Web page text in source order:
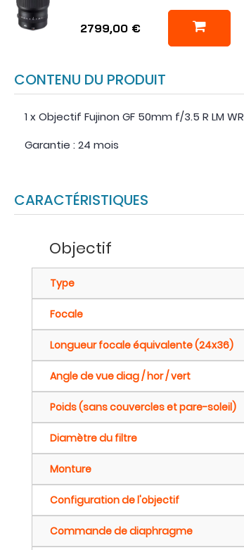
2799,00 €
CONTENU DU PRODUIT
1 x Objectif Fujinon GF 50mm f/3.5 R LM WR
Garantie : 24 mois
CARACTÉRISTIQUES
Objectif
Type
Focale
Longueur focale équivalente (24x36)
Angle de vue diag / hor / vert
Poids (sans couvercles et pare-soleil)
Diamètre du filtre
Monture
Configuration de l'objectif
Commande de diaphragme